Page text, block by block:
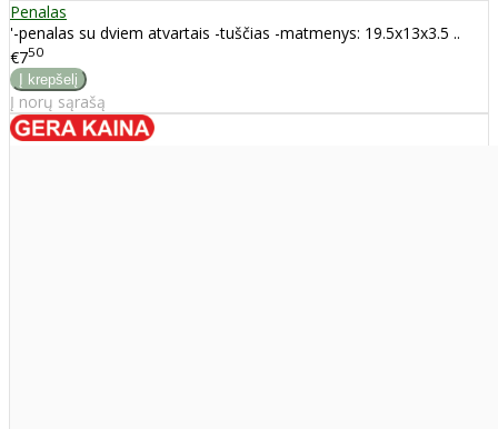
Penalas
'-penalas su dviem atvartais -tuščias -matmenys: 19.5x13x3.5 ..
€750
Į norų sąrašą